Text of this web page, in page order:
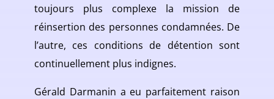
toujours plus complexe la mission de
réinsertion des personnes condamnées. De
l’autre, ces conditions de détention sont
continuellement plus indignes.
Gérald Darmanin a eu parfaitement raison